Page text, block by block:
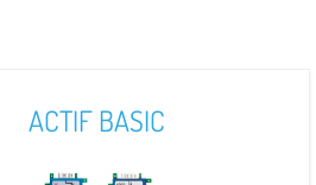
ACTIF BASIC